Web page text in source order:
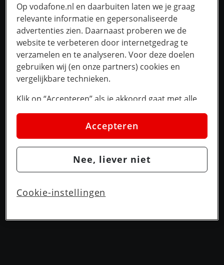
Op vodafone.nl en daarbuiten laten we je graag
relevante informatie en gepersonaliseerde
advertenties zien. Daarnaast proberen we de
website te verbeteren door internetgedrag te
verzamelen en te analyseren. Voor deze doelen
gebruiken wij (en onze partners) cookies en
vergelijkbare technieken.
Klik op “Accepteren” als je akkoord gaat met alle
cookies. Kies je voor “Nee, liever niet”, dan
plaatsen we alleen strikt noodzakelijke cookies om
de website goed te laten werken. Dat betekent dat
we geen vormen van personalisatie toepassen.
Via cookie instellingen kan je zelf bepalen welke
wijzigen of intrekken op de
Accepteren
Nee, liever niet
Cookie-instellingen